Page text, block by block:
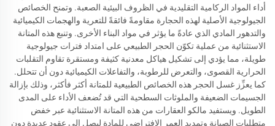
أداء المواد الركامية التقليدية في الظروف البيئية الصعبة. وتمنح الخصائص
الجيولوجية الأصلية لهذه الحجارة مقاومةً فائقةً للتعرية والهجمات الكيميائية
والتدهور المادي الذي عادةً ما يؤثر في مواد البناء الأخرى. وتنبع هذه المتانة
الاستثنائية من عملية تكوّن الحجر الطبيعي على امتداد فترات جيولوجية
طويلة، مما يؤدي إلى تشكيل هياكل معدنية كثيفة ومستقرة تقاوم التقلبات
الحرارية القصوى، والتعرض للرطوبة، والتفاعلات الكيميائية دون أن تتحلل.
كما يعزِّز غسل الحجر هذه الخصائص الطبيعية للمتانة أكثر فأكثر، وذلك بإزالة
الجسيمات الضعيفة والملوثات السطحية التي قد تُضعف الأداء على المدى
الطويل. ويستفيد مالكو العقارات من هذه المتانة الاستثنائية عبر خفض
متطلبات الصيانة وتمديد العمر الافتراضي للمادة ليصل إلى عقودٍ عديدة دون